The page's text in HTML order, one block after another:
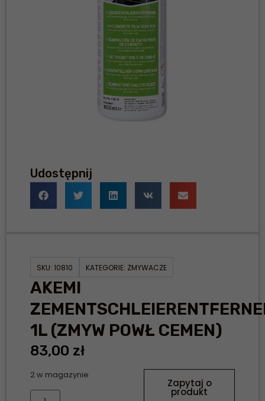
Udostępnij
SKU: 10810 KATEGORIE: ZMYWACZE
AKEMI
1L (ZMYW POWŁ CEMEN)
83,00 zł
2 w magazynie
Zapytaj o
produkt